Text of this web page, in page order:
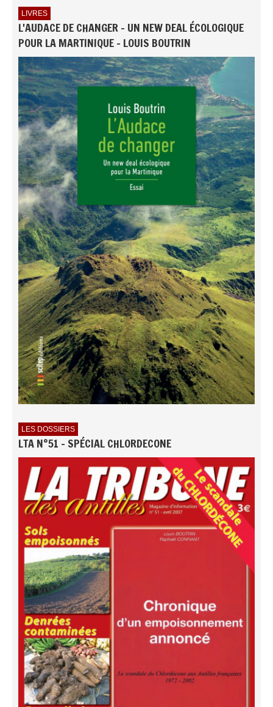
LIVRES
L'AUDACE DE CHANGER - UN NEW DEAL ÉCOLOGIQUE
POUR LA MARTINIQUE - LOUIS BOUTRIN
LES DOSSIERS
LTA N°51 - SPÉCIAL CHLORDECONE